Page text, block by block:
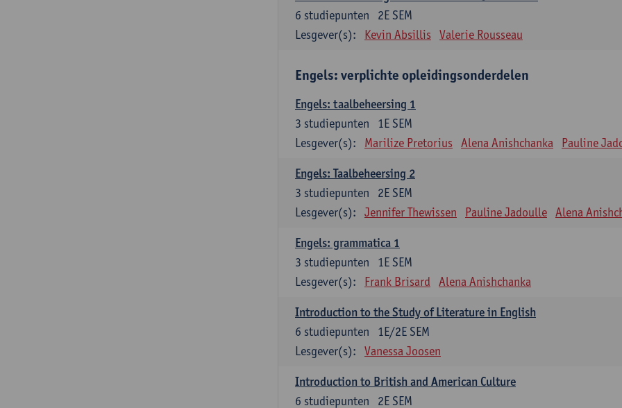
2E SEM
6 studiepunten
Lesgever(s):
Kevin Absillis Valerie Rousseau
Engels: verplichte opleidingsonderdelen
Engels: taalbeheersing 1
1E SEM
3 studiepunten
Lesgever(s):
Marilize Pretorius Alena Anishchanka Pauline
Engels: Taalbeheersing 2
2E SEM
3 studiepunten
Lesgever(s):
Jennifer Thewissen Pauline Jadoulle Alena
Engels: grammatica 1
1E SEM
3 studiepunten
Lesgever(s):
Frank Brisard Alena Anishchanka
Introduction to the Study of Literature in English
1E/2E SEM
6 studiepunten
Lesgever(s):
Vanessa Joosen
Introduction to British and American Culture
2E SEM
6 studiepunten